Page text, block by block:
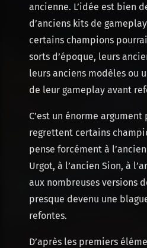
ancienne. L’idée est bien
d’anciens kits de
certains champions
sorts d’époque, leurs
leurs anciens modèles ou
de leur gameplay avant
C’est un énorme
regrettent certains
pense forcément à
Urgot, à l’ancien Sion, à
aux nombreuses versions
presque devenu une
refontes.
D’après les premiers